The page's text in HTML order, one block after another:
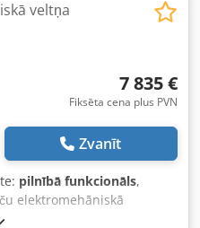
veltņa
7 835 €
Fiksēta cena plus PVN
Zvanīt
pilnībā funkcionāls,
elektromehāniskā
mm ar asimetriskām